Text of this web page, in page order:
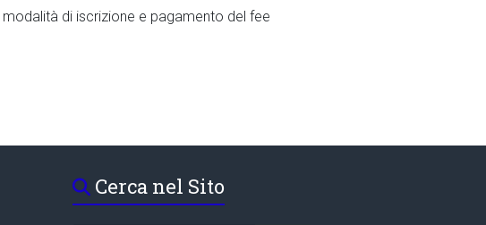
modalità di iscrizione e pagamento del fee
Cerca nel Sito